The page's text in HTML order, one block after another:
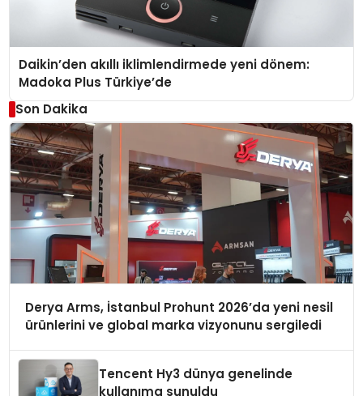
Daikin’den akıllı iklimlendirmede yeni dönem:
Madoka Plus Türkiye’de
Son Dakika
Derya Arms, İstanbul Prohunt 2026’da yeni nesil
ürünlerini ve global marka vizyonunu sergiledi
Tencent Hy3 dünya genelinde
kullanıma sunuldu